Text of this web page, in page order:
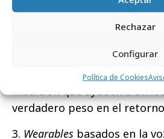
Rechazar
Configurar
Política de Cookies
trasladará a otras
asistentes de voz, las
efectividad de esta
será necesario desarrollar
medición que ayuden a
verdadero peso en el
3. Wearables basados en la